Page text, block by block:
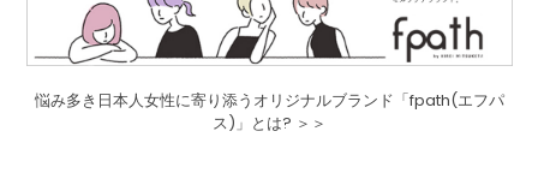
悩み多き日本人女性に寄り添うオリジナルブランド「fpath(エフパ
ス)」とは? ＞＞